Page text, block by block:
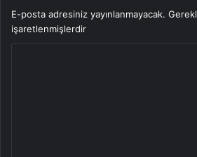
E-posta adresiniz yayınlanmayacak.
işaretlenmişlerdir